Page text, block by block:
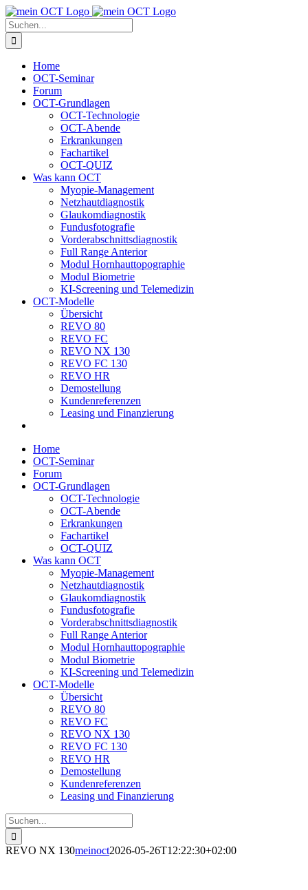
Skip
to
content
Suche
nach:
Home
OCT-Seminar
Forum
OCT-Grundlagen
OCT-Technologie
OCT-Abende
Erkrankungen
Fachartikel
OCT-QUIZ
Was kann OCT
Myopie-Management
Netzhautdiagnostik
Glaukomdiagnostik
Fundusfotografie
Vorderabschnittsdiagnostik
Full Range Anterior
Modul Hornhauttopographie
Modul Biometrie
KI-Screening und Telemedizin
OCT-Modelle
Übersicht
REVO 80
REVO FC
REVO NX 130
REVO FC 130
REVO HR
Demostellung
Kundenreferenzen
Leasing und Finanzierung
Home
OCT-Seminar
Forum
OCT-Grundlagen
OCT-Technologie
OCT-Abende
Erkrankungen
Fachartikel
OCT-QUIZ
Was kann OCT
Myopie-Management
Netzhautdiagnostik
Glaukomdiagnostik
Fundusfotografie
Vorderabschnittsdiagnostik
Full Range Anterior
Modul Hornhauttopographie
Modul Biometrie
KI-Screening und Telemedizin
OCT-Modelle
Übersicht
REVO 80
REVO FC
REVO NX 130
REVO FC 130
REVO HR
Demostellung
Kundenreferenzen
Leasing und Finanzierung
Suche
nach:
REVO NX 130meinoct2026-05-26T12:22:30+02:00